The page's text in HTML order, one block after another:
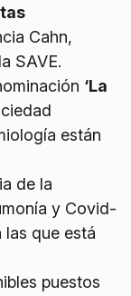
Cahn,
SAVE.
‘La
están
de la
y Covid-
las que está
puestos